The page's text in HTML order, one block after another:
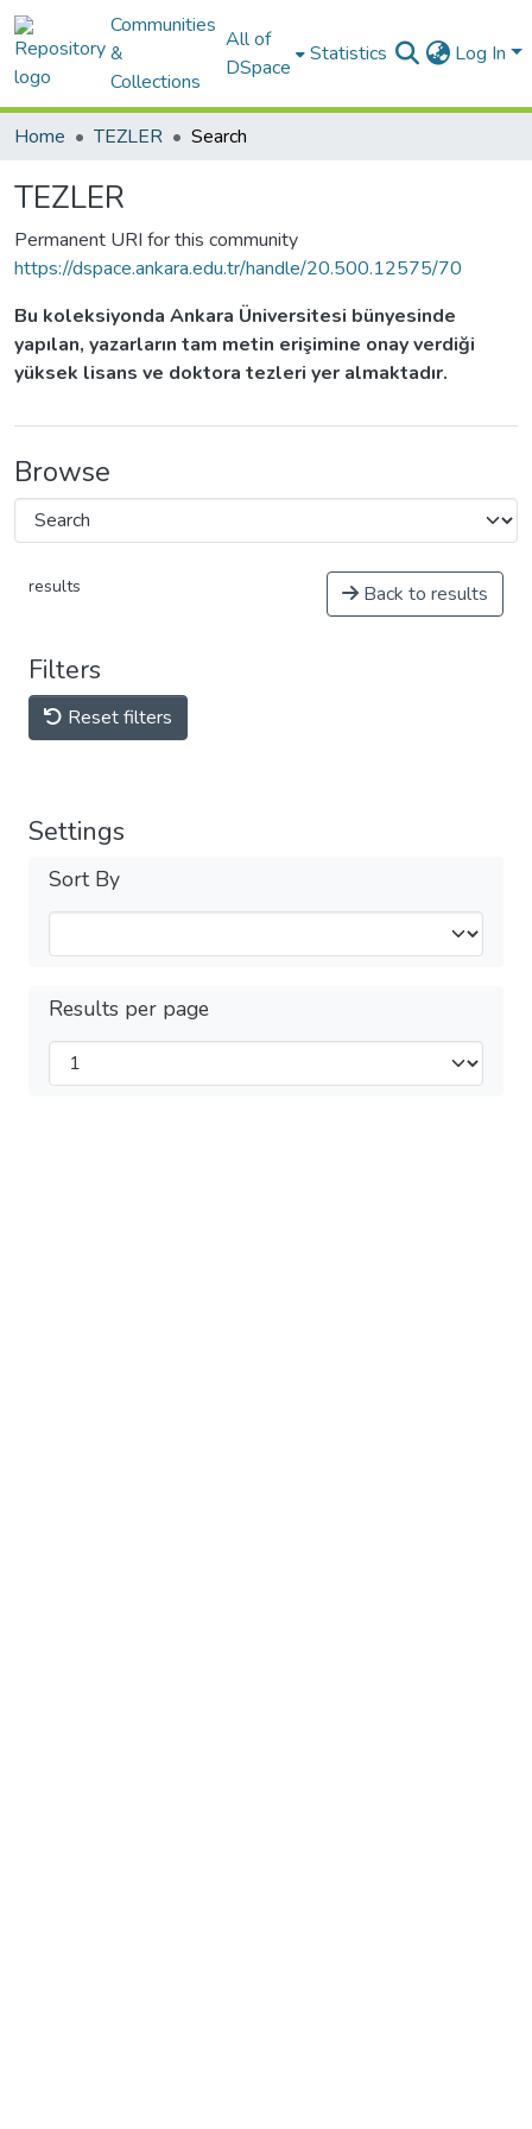
Communities
&
Collections
All of
DSpace
Statistics Log In
Home TEZLER Search
TEZLER
Permanent URI for this community
https://dspace.ankara.edu.tr/handle/20.500.12575/70
Bu koleksiyonda Ankara Üniversitesi bünyesinde
yapılan, yazarların tam metin erişimine onay verdiği
yüksek lisans ve doktora tezleri yer almaktadır.
Browse
results Back to results
Filters
Reset filters
Settings
Sort By
Results per page